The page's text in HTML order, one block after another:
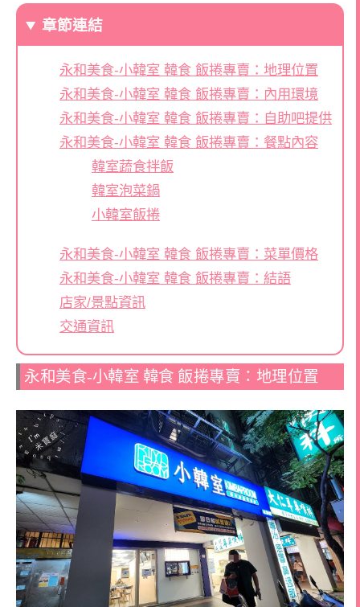
章節連結
永和美食-小韓室 韓食 飯捲專賣：地理位置
永和美食-小韓室 韓食 飯捲專賣：內用環境
永和美食-小韓室 韓食 飯捲專賣：自助吧提供
永和美食-小韓室 韓食 飯捲專賣：餐點內容
韓室蔬食拌飯
韓室泡菜鍋
小韓室飯捲
永和美食-小韓室 韓食 飯捲專賣：菜單價格
永和美食-小韓室 韓食 飯捲專賣：結語
店家/景點資訊
交通資訊
永和美食-小韓室 韓食 飯捲專賣：地理位置